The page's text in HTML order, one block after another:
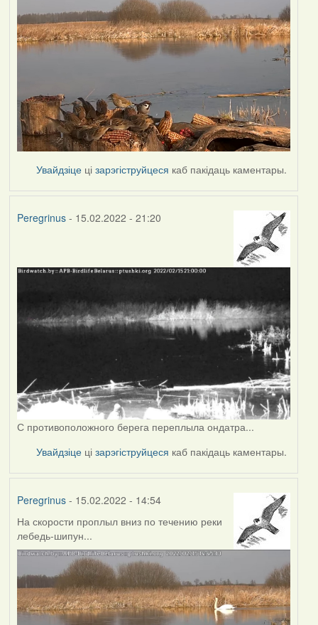
Увайдзіце цізарэгіструйцеся каб пакідаць каментары.
Peregrinus- 15.02.2022 - 21:20
С противоположного берега переплыла ондатра...
Увайдзіце цізарэгіструйцеся каб пакідаць каментары.
Peregrinus- 15.02.2022 - 14:54
На скорости проплыл вниз по течению реки
лебедь-шипун...